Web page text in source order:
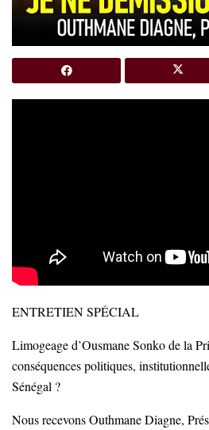
ENTRETIEN SPÉCIAL
Limogeage d’Ousmane Sonko de la
conséquences politiques,
Sénégal ?
Nous recevons Outhmane Diagne,